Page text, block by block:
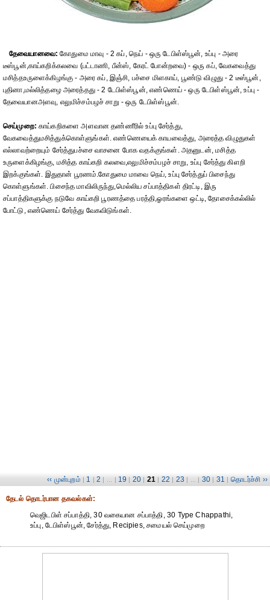
தேவையானவை: கோதுமை மாவு - 2 கப், நெய் - ஒரு டேபிள்ஸ்பூன், உப்பு - அரை
டீஸ்பூன்,காய்கறிக்கலவை (பட்டாணி, பீன்ஸ், கேரட் போன்றவை) - ஒரு கப், வேகவைத்து
மசித்தஉருளைக்கிழங்கு - அரை கப், இஞ்சி, பச்சை மிளகாய், பூண்டு விழுது - 2 டீஸ்பூன்,
புதினா,மல்லித்தழை அரைத்தது - 2 டேபிள்ஸ்பூன், எண்ணெய் - ஒரு டேபிள்ஸ்பூன், உப்பு -
தேவையானஅளவு, எலுமிச்சம்பழச் சாறு - ஒரு டேபிள்ஸ்பூன்.
செய்முறை: காய்கறிகளை அளவான தண்ணீரில் உப்பு சேர்த்து,
வேகவைத்துமசித்துக்கொள்ளுங்கள். எண்ணெயைக் காயவைத்து, அரைத்த விழுதுகள்
எல்லாவற்றையும் சேர்த்துபச்சை வாசனை போக வதக்குங்கள். அதனுடன், மசித்த
உருளைக்கிழங்கு, மசித்த காய்கறி கலவை,எலுமிச்சம்பழச் சாறு, உப்பு சேர்த்து கிளறி
இறக்குங்கள். இதுதான் பூரணம்.கோதுமை மாவை நெய், உப்பு சேர்த்துப் பிசைந்து
கொள்ளுங்கள். பிசைந்த மாவிலிருந்து,மெல்லிய சப்பாத்திகள் திரட்டி, இரு
சப்பாத்திகளுக்கு நடுவே காய்கறி பூரணத்தை பரத்தி,ஓரங்களை ஒட்டி, தோசைக்கல்லில்
போட்டு, எண்ணெய் சேர்த்து வேகவிடுங்கள்.
‹‹ முன்புறம் | 1 | 2 | ... | 19 | 20 | 21 | 22 | 23 | ... | 30 | 31 | தொடர்ச்சி ››
தேட‌ல் தொட‌ர்பான தகவ‌ல்க‌ள்:
வெஜிடபிள் சப்பாத்தி, 30 வகையான சப்பாத்தி, 30 Type Chappathi,
உப்பு, டேபிள்ஸ்பூன், சேர்த்து, Recipies, சமையல் செய்முறை